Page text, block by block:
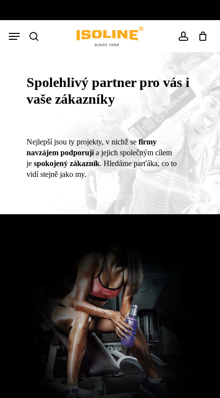
content
search account
Menu
Cart
Close
Spolehlivý partner pro vás i
vaše zákazníky
Nejlepší jsou ty projekty, v nichž se firmy
navzájem podporujía jejich společným cílem
je spokojený zákazník. Hledáme parťáka, co to
vidí stejně jako my.